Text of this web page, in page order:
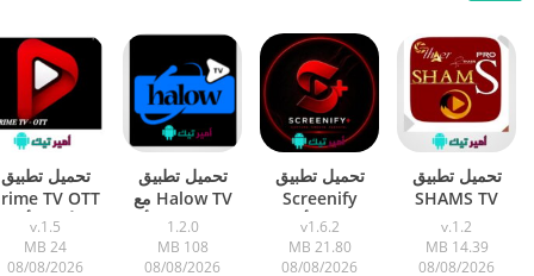
تحميل تطبيق
SHAMS TV
شمس تي في
أخر إصدار APK
2026 لمشاهدة
v.1.2
14.39 MB
08/08/2026
تحميل تطبيق
Screenify
PLUS أخر
تحديث TV 2026
APK لمشاهدة
v1.6.2
21.80 MB
08/08/2026
تحميل تطبيق
Halow TV مع
كود هلو تيفي أخر
تحديث 2026
للاندرويد APK
1.2.0
108 MB
08/08/2026
تحميل تطبيق
TV OTT
الأصلي أخر
تحديث 2026
للاندرويد
v.1.5
24 MB
08/08/2026